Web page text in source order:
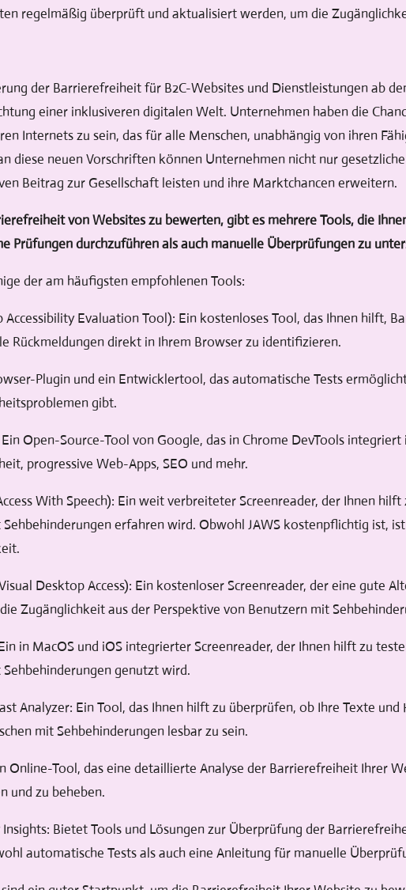
regelmäßig überprüft und aktualisiert werden, um die
der Barrierefreiheit für B2C-Websites und Dienstleistungen ab
einer inklusiveren digitalen Welt. Unternehmen haben die
Internets zu sein, das für alle Menschen, unabhängig von ihren
diese neuen Vorschriften können Unternehmen nicht nur
Beitrag zur Gesellschaft leisten und ihre Marktchancen erweitern.
von Websites zu bewerten, gibt es mehrere Tools, die
Prüfungen durchzuführen als auch manuelle Überprüfungen zu
der am häufigsten empfohlenen Tools:
Accessibility Evaluation Tool): Ein kostenloses Tool, das Ihnen hilft,
Rückmeldungen direkt in Ihrem Browser zu identifizieren.
Plugin und ein Entwicklertool, das automatische Tests
gibt.
Open-Source-Tool von Google, das in Chrome DevTools
progressive Web-Apps, SEO und mehr.
With Speech): Ein weit verbreiteter Screenreader, der Ihnen
erfahren wird. Obwohl JAWS kostenpflichtig ist,
Desktop Access): Ein kostenloser Screenreader, der eine gute
Zugänglichkeit aus der Perspektive von Benutzern mit
in MacOS und iOS integrierter Screenreader, der Ihnen hilft zu
genutzt wird.
Analyzer: Ein Tool, das Ihnen hilft zu überprüfen, ob Ihre Texte
mit Sehbehinderungen lesbar zu sein.
Online-Tool, das eine detaillierte Analyse der Barrierefreiheit Ihrer
und zu beheben.
Insights: Bietet Tools und Lösungen zur Überprüfung der
automatische Tests als auch eine Anleitung für manuelle